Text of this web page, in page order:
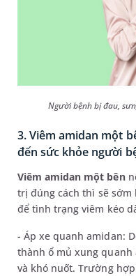
Người bệnh bị đau,
3. Viêm amidan một
đến sức khỏe người
Viêm amidan một bên
trị đúng cách thì sẽ sớm
để tình trạng viêm kéo
- Áp xe quanh amidan:
thành ổ mủ xung quanh
và khó nuốt. Trường